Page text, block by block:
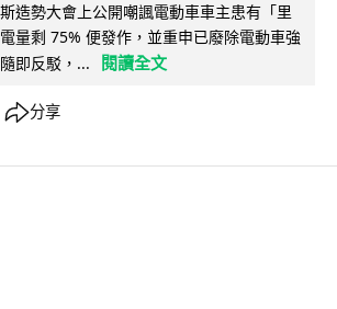
造勢大會上公開嘲諷電動車車主患有「里
量剩 75% 便發作，並重申已廢除電動車強
即反駁，...
閱讀全文
分享